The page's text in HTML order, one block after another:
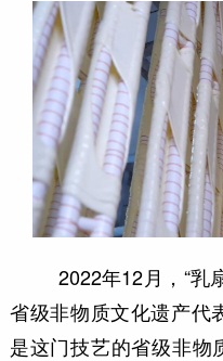
2022年12月，“乳
省级非物质文化遗产代
是这门技艺的省级非物